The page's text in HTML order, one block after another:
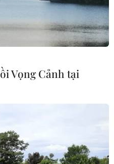
Vọng Cảnh tại